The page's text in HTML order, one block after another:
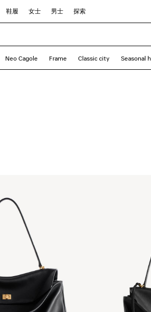
鞋履 女士 男士 探索
Neo Cagole Frame Classic city Seasonal